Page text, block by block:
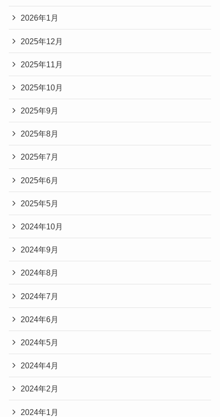
2026年1月
2025年12月
2025年11月
2025年10月
2025年9月
2025年8月
2025年7月
2025年6月
2025年5月
2024年10月
2024年9月
2024年8月
2024年7月
2024年6月
2024年5月
2024年4月
2024年2月
2024年1月